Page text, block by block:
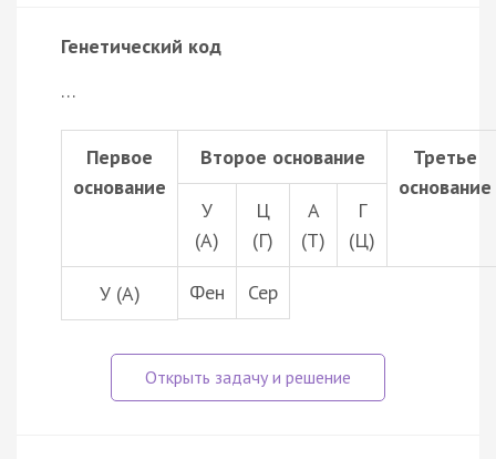
Генетический код
…
Первое
основание
Второе основание
Третье
основание
У
(А)
Ц
(Г)
А
(Т)
Г
(Ц)
У (А) Фен Сер